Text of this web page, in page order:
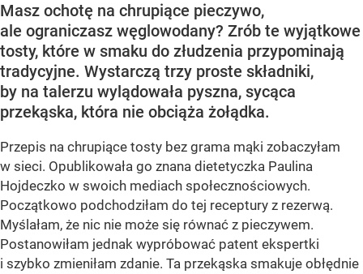
Masz ochotę na chrupiące pieczywo,
ale ograniczasz węglowodany? Zrób te wyjątkowe
tosty, które w smaku do złudzenia przypominają
tradycyjne. Wystarczą trzy proste składniki,
by na talerzu wylądowała pyszna, sycąca
przekąska, która nie obciąża żołądka.
Przepis na chrupiące tosty bez grama mąki zobaczyłam
w sieci. Opublikowała go znana dietetyczka Paulina
Hojdeczko w swoich mediach społecznościowych.
Początkowo podchodziłam do tej receptury z rezerwą.
Myślałam, że nic nie może się równać z pieczywem.
Postanowiłam jednak wypróbować patent ekspertki
i szybko zmieniłam zdanie. Ta przekąska smakuje obłędnie